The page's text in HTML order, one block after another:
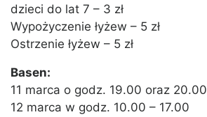
dzieci do lat 7 – 3 zł
Wypożyczenie łyżew – 5 zł
Ostrzenie łyżew – 5 zł
Basen:
11 marca o godz. 19.00 oraz 20.00
12 marca w godz. 10.00 – 17.00